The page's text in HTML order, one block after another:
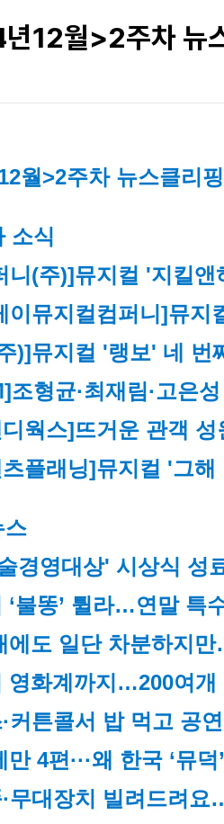
12월>2주차 뉴
월>2주차 뉴스클리핑
소식
니(주)]뮤지컬 '지킬앤
이뮤지컬컴퍼니]뮤지
)]뮤지컬 '랭보' 네 번
조형균·최재림·고은
웍스]뜨거운 관객
플래닝]뮤지컬 '그해
경영대상' 시상식 성
‘불똥’ 튈라…연말 특
에도 일단 차분하지
영화계까지…200여개
커튼콜서 밥 먹고 공
4편···왜 한국 ‘뮤
무대장치 빌려드려